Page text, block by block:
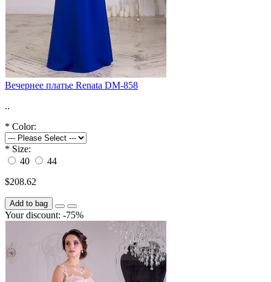
Вечернее платье Renata DM-858
..
* Color:
* Size:
40
44
$208.62
Add to bag
Your discount: -75%